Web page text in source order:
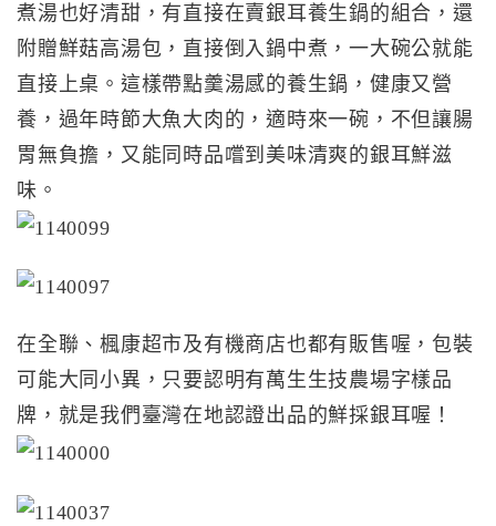
煮湯也好清甜，有直接在賣銀耳養生鍋的組合，還
附贈鮮菇高湯包，直接倒入鍋中煮，一大碗公就能
直接上桌。這樣帶點羹湯感的養生鍋，健康又營
養，過年時節大魚大肉的，適時來一碗，不但讓腸
胃無負擔，又能同時品嚐到美味清爽的銀耳鮮滋
味。
在全聯、楓康超市及有機商店也都有販售喔，包裝
可能大同小異，只要認明有萬生生技農場字樣品
牌，就是我們臺灣在地認證出品的鮮採銀耳喔！